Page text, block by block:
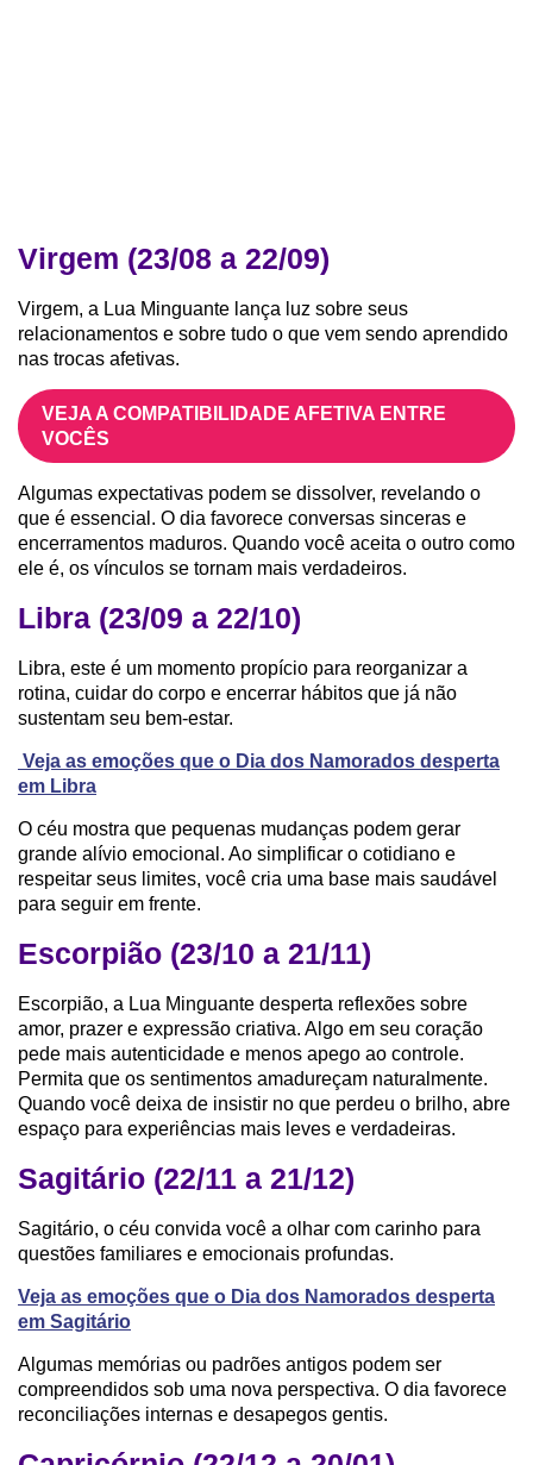
Virgem (23/08 a 22/09)
Virgem, a Lua Minguante lança luz sobre seus
relacionamentos e sobre tudo o que vem sendo aprendido
nas trocas afetivas.
VEJA A COMPATIBILIDADE AFETIVA ENTRE
VOCÊS
Algumas expectativas podem se dissolver, revelando o
que é essencial. O dia favorece conversas sinceras e
encerramentos maduros. Quando você aceita o outro como
ele é, os vínculos se tornam mais verdadeiros.
Libra (23/09 a 22/10)
Libra, este é um momento propício para reorganizar a
rotina, cuidar do corpo e encerrar hábitos que já não
sustentam seu bem-estar.
Veja as emoções que o Dia dos Namorados desperta
em Libra
O céu mostra que pequenas mudanças podem gerar
grande alívio emocional. Ao simplificar o cotidiano e
respeitar seus limites, você cria uma base mais saudável
para seguir em frente.
Escorpião (23/10 a 21/11)
Escorpião, a Lua Minguante desperta reflexões sobre
amor, prazer e expressão criativa. Algo em seu coração
pede mais autenticidade e menos apego ao controle.
Permita que os sentimentos amadureçam naturalmente.
Quando você deixa de insistir no que perdeu o brilho, abre
espaço para experiências mais leves e verdadeiras.
Sagitário (22/11 a 21/12)
Sagitário, o céu convida você a olhar com carinho para
questões familiares e emocionais profundas.
Veja as emoções que o Dia dos Namorados desperta
em Sagitário
Algumas memórias ou padrões antigos podem ser
compreendidos sob uma nova perspectiva. O dia favorece
reconciliações internas e desapegos gentis.